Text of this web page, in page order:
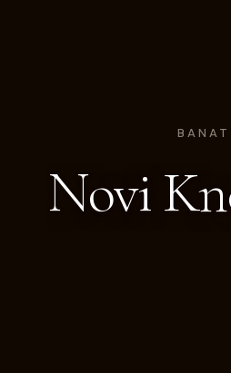
BANAT
Novi